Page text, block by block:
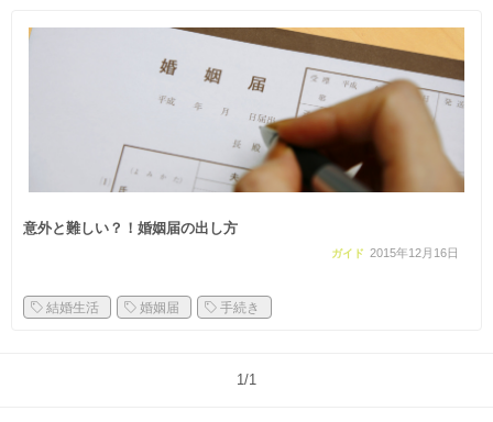
意外と難しい？！婚姻届の出し方
ガイド 2015年12月16日
結婚生活 婚姻届 手続き
1/1